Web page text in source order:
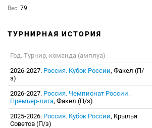
Вес: 79
ТУРНИРНАЯ ИСТОРИЯ
Год. Турнир, команда (амплуа)
2026-2027. Россия. Кубок России, Факел (П/
з)
2026-2027. Россия. Чемпионат России.
Премьер-лига, Факел (П/з)
2025-2026. Россия. Кубок России, Крылья
Советов (П/з)